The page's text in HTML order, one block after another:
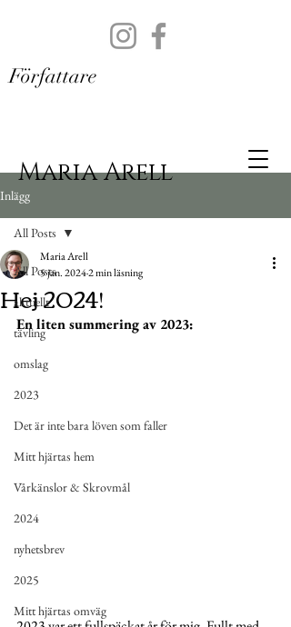
Maria Arell
Författare
Inlägg
All Posts
aktuellt
tävling
omslag
2023
Det är inte bara löven som faller
Mitt hjärtas hem
Vårkänslor & Skrovmål
2024
nyhetsbrev
2025
Mitt hjärtas omväg
All Posts
Hej 2024!
Maria Arell
5 jan. 20242 min läsning
En liten summering av 2023: